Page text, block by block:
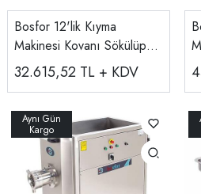
Bosfor 12'lik Kıyma
Makinesi Kovanı Sökülüp
Takılabilen UKM-12
32.615,52 TL + KDV